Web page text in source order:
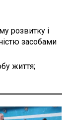
розвитку і
засобами
життя;